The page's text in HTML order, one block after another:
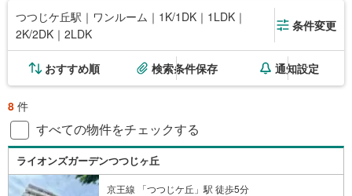
つつじケ丘駅｜ワンルーム｜1K/1DK｜1LDK｜
2K/2DK｜2LDK
条件変更
おすすめ順 検索条件保存 通知設定
8 件
すべての物件をチェックする
ライオンズガーデンつつじヶ丘
京王線 「つつじケ丘」駅 徒歩5分